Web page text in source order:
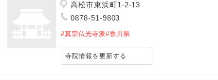
高松市東浜町1-2-13
0878-51-9803
#真宗仏光寺派#香川県
寺院情報を更新する